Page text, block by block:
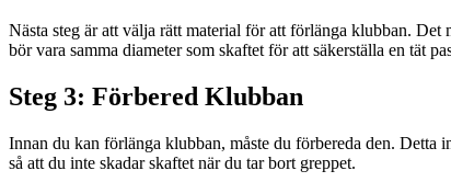
Nästa steg är att välja rätt material för att förlänga klubban.
bör vara samma diameter som skaftet för att säkerställa en tät
Steg 3: Förbered Klubban
Innan du kan förlänga klubban, måste du förbereda den.
så att du inte skadar skaftet när du tar bort greppet.